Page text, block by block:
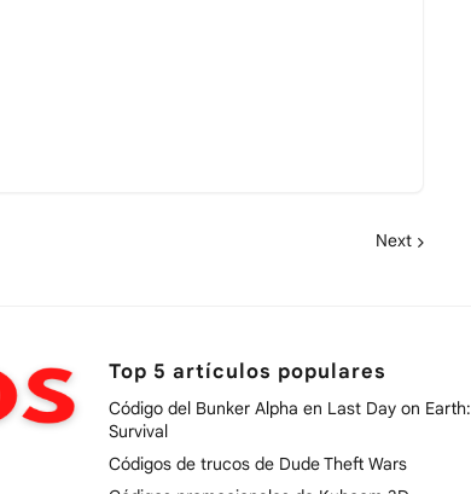
Next
Top 5 artículos populares
Código del Bunker Alpha en Last Day on Earth:
Survival
Códigos de trucos de Dude Theft Wars